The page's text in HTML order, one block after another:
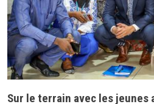
Sur le terrain avec les jeunes